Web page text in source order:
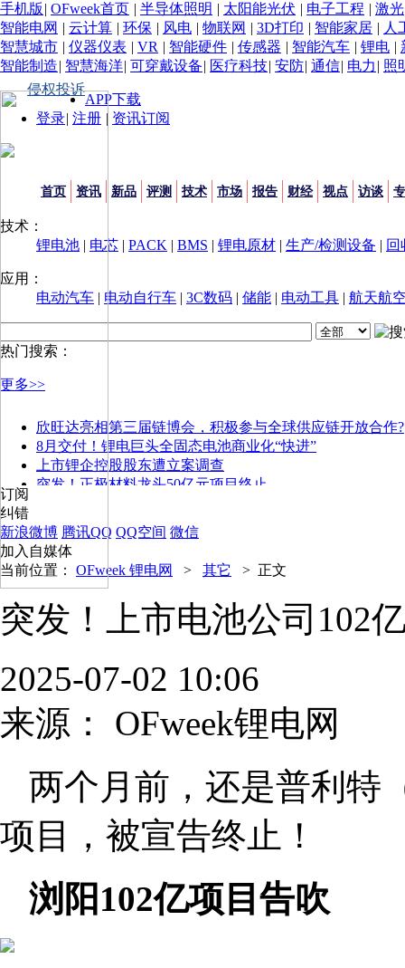
手机版 | OFweek首页 | 半导体照明 | 太阳能光伏 | 电子工程 | 激光
智能电网 | 云计算 | 环保 | 风电 | 物联网 | 3D打印 | 智能家居 | 人
智慧城市 | 仪器仪表 | VR | 智能硬件 | 传感器 | 智能汽车 | 锂电 |
智能制造| 智慧海洋| 可穿戴设备| 医疗科技| 安防| 通信| 电力 | 照
侵权投诉
APP下载
登录| 注册 | 资讯订阅
首页 资讯 新品 评测 技术 市场 报告 财经 视点 访谈
技术：
锂电池 | 电芯 | PACK | BMS | 锂电原材 | 生产/检测设备 | 回
应用：
电动汽车 | 电动自行车 | 3C数码 | 储能 | 电动工具 | 航天航
热门搜索：
更多>>
欣旺达亮相第三届链博会，积极参与全球供应链开放合作?
8月交付！锂电巨头全固态电池商业化“快进”
上市锂企控股股东遭立案调查
突发！正极材料龙头50亿元项目终止
订阅
纠错
新浪微博 腾讯QQ QQ空间 微信
加入自媒体
当前位置： OFweek 锂电网 > 其它 > 正文
突发！上市电池公司102
2025-07-02 10:06
来源：
OFweek锂电网
两个月前，还是普利特
项目，被宣告终止！
浏阳102亿项目告吹